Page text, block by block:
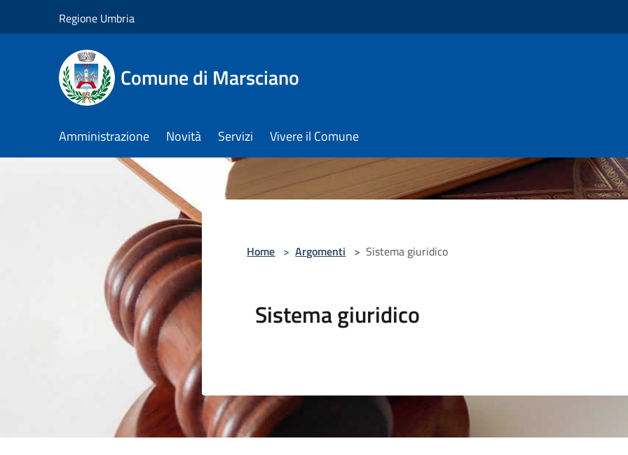
Regione Umbria
Comune di Marsciano
Amministrazione Novità Servizi Vivere il Comune
Home > Argomenti > Sistema giuridico
Sistema giuridico